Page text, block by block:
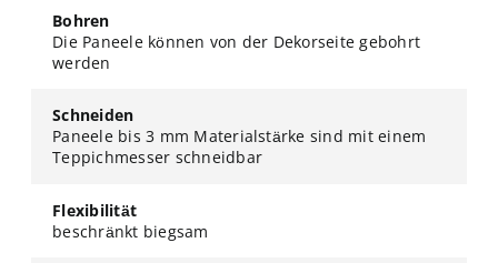
Bohren
Die Paneele können von der Dekorseite gebohrt
werden
Schneiden
Paneele bis 3 mm Materialstärke sind mit einem
Teppichmesser schneidbar
Flexibilität
beschränkt biegsam